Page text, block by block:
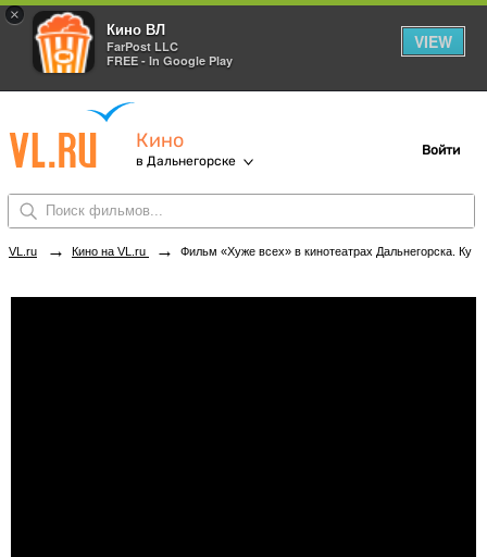
×
Кино ВЛ
FarPost LLC
FREE - In Google Play
VIEW
Кино
в Дальнегорске
Войти
VL.ru → Кино на VL.ru → Фильм «Хуже всех» в кинотеатрах Дальнегорска. Купить билеты!